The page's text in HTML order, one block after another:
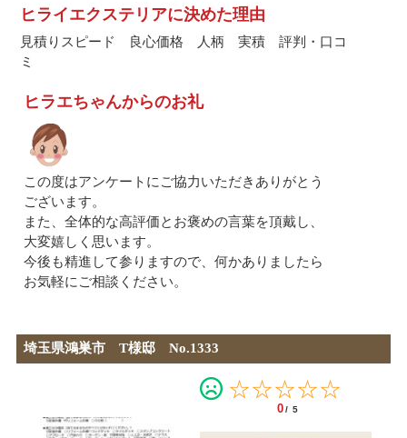
ヒライエクステリアに決めた理由
見積りスピード 良心価格 人柄 実積 評判・口コ
ミ
ヒラエちゃんからのお礼
この度はアンケートにご協力いただきありがとう
ございます。
また、全体的な高評価とお褒めの言葉を頂戴し、
大変嬉しく思います。
今後も精進して参りますので、何かありましたら
お気軽にご相談ください。
埼玉県鴻巣市 T様邸 No.1333
☆☆☆☆☆
0/5